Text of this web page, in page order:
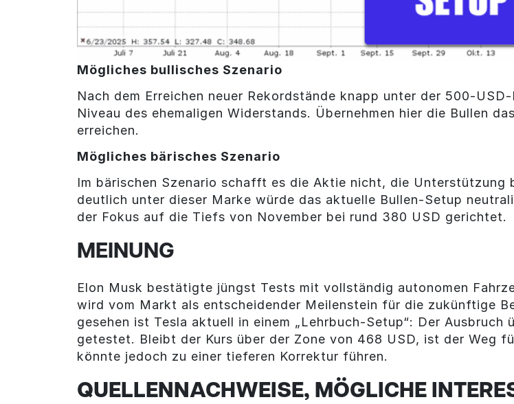
Mögliches bullisches Szenario
Nach dem Erreichen neuer Rekordstände knapp unter der 500-
Niveau des ehemaligen Widerstands. Übernehmen hier die Bullen
erreichen.
Mögliches bärisches Szenario
Im bärischen Szenario schafft es die Aktie nicht, die Unterstützung
deutlich unter dieser Marke würde das aktuelle Bullen-Setup
der Fokus auf die Tiefs von November bei rund 380 USD gerichtet.
MEINUNG
Elon Musk bestätigte jüngst Tests mit vollständig autonomen
wird vom Markt als entscheidender Meilenstein für die zukünftige
gesehen ist Tesla aktuell in einem „Lehrbuch-Setup“: Der
getestet. Bleibt der Kurs über der Zone von 468 USD, ist der Weg
könnte jedoch zu einer tieferen Korrektur führen.
QUELLENNACHWEISE, MÖGLICHE